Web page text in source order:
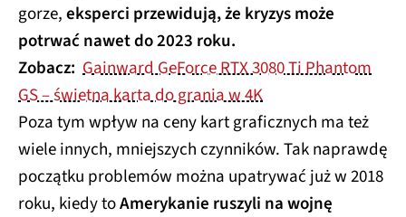
gorze,eksperci przewidują, że kryzys może
potrwać nawet do 2023 roku.
Zobacz: Gainward GeForce RTX 3080 Ti Phantom
GS – świetna karta do grania w 4K
Poza tym wpływ na ceny kart graficznych ma też
wiele innych, mniejszych czynników. Tak naprawdę
początku problemów można upatrywać już w 2018
roku, kiedy toAmerykanie ruszyli na wojnę